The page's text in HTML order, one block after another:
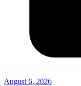
August 6, 2026